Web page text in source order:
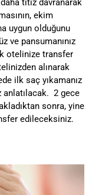
titiz davranarak
ekim
uygun olduğunu
ve pansumanınız
otelinize transfer
alınarak
ilk saç yıkamanız
anlatılacak. 2 gece
sonra, yine
edileceksiniz.